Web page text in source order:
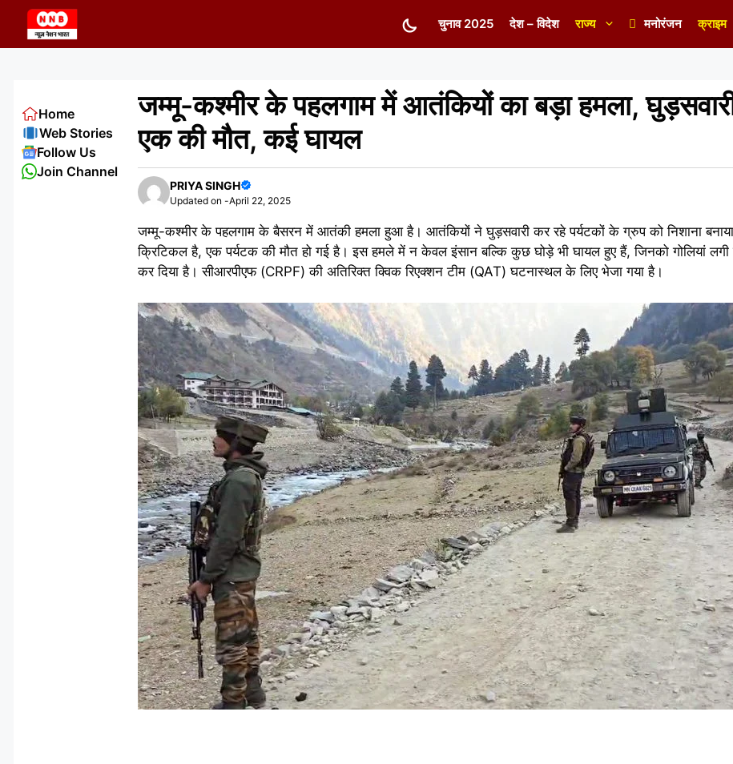
content
चुनाव 2025 देश – विदेश राज्य मनोरंजन क्राइम
जम्मू-कश्मीर के पहलगाम में आतंकियों का बड़ा हमला, घुड़सवारी
एक की मौत, कई घायल
PRIYA SINGH
Updated on -April 22, 2025
जम्मू-कश्मीर के पहलगाम के बैसरन में आतंकी हमला हुआ है। आतंकियों ने घुड़सवारी कर रहे पर्यटकों के ग्रुप को निशाना
क्रिटिकल है, एक पर्यटक की मौत हो गई है। इस हमले में न केवल इंसान बल्कि कुछ घोड़े भी घायल हुए हैं, जिनको गोलियां
कर दिया है। सीआरपीएफ (CRPF) की अतिरिक्त क्विक रिएक्शन टीम (QAT) घटनास्थल के लिए भेजा गया है।
Home
Web Stories
Follow Us
Join Channel